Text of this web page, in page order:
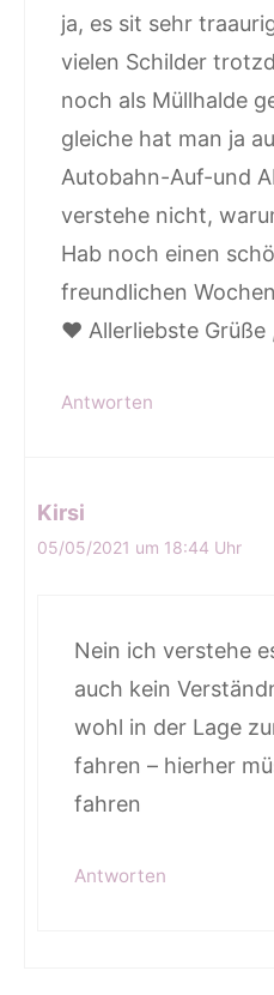
ja, es sit sehr
vielen Schilder
noch als Müllhalde
gleiche hat man ja
Autobahn-Auf-und
verstehe nicht,
Hab noch einen
freundlichen
♥️ Allerliebste Grüße
Antworten
Kirsi
05/05/2021 um 18:44 Uhr
Nein ich verstehe
auch kein
wohl in der Lage
fahren – hierher
fahren
Antworten